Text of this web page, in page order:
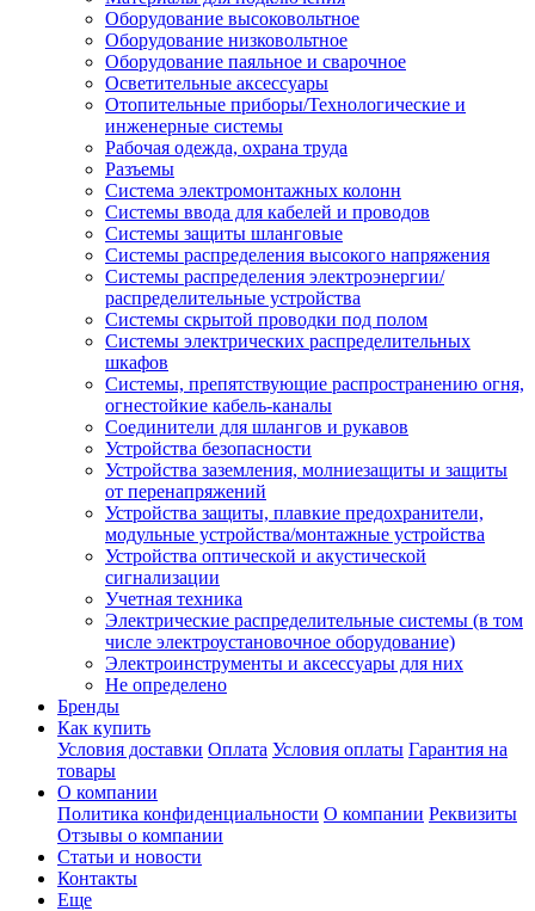
Оборудование высоковольтное
Оборудование низковольтное
Оборудование паяльное и сварочное
Осветительные аксессуары
Отопительные приборы/Технологические и
инженерные системы
Рабочая одежда, охрана труда
Разъемы
Система электромонтажных колонн
Системы ввода для кабелей и проводов
Системы защиты шланговые
Системы распределения высокого напряжения
Системы распределения электроэнергии/
распределительные устройства
Системы скрытой проводки под полом
Системы электрических распределительных
шкафов
Системы, препятствующие распространению огня,
огнестойкие кабель-каналы
Соединители для шлангов и рукавов
Устройства безопасности
Устройства заземления, молниезащиты и защиты
от перенапряжений
Устройства защиты, плавкие предохранители,
модульные устройства/монтажные устройства
Устройства оптической и акустической
сигнализации
Учетная техника
Электрические распределительные системы (в том
числе электроустановочное оборудование)
Электроинструменты и аксессуары для них
Не определено
Бренды
Как купить
Условия доставки Оплата Условия оплаты Гарантия на
товары
О компании
Политика конфиденциальности О компании Реквизиты
Отзывы о компании
Статьи и новости
Контакты
Еще